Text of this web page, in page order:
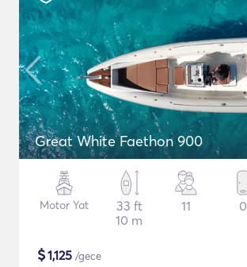
Great White Faethon 900
Motor Yat
33 ft
10 m
11 0
$1,125 /gece